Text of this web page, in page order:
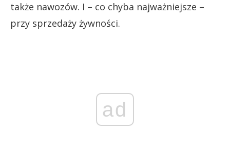
także nawozów. I – co chyba najważniejsze –
przy sprzedaży żywności.
ad